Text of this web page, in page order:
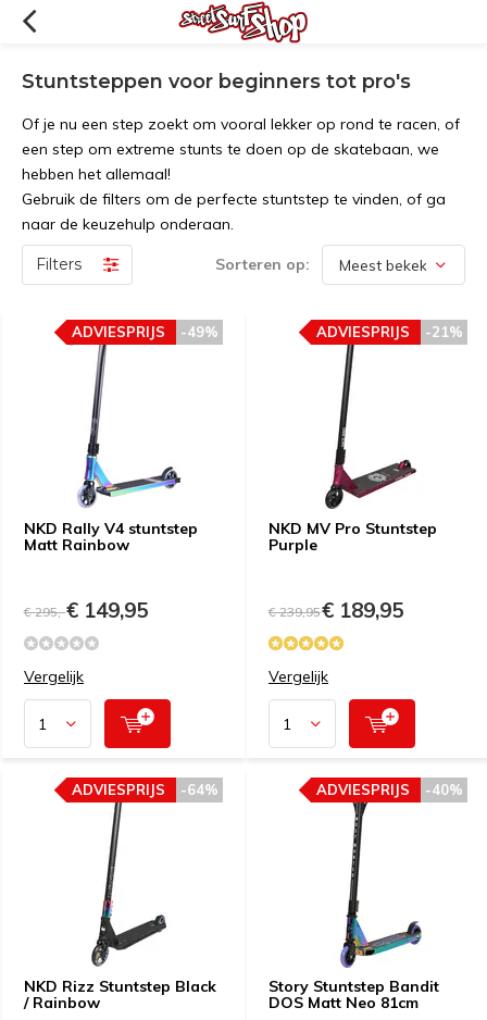
Stuntsteppen voor beginners tot pro's
Of je nu een step zoekt om vooral lekker op rond te racen, of
een step om extreme stunts te doen op de skatebaan, we
hebben het allemaal!
Gebruik de filters om de perfecte stuntstep te vinden, of ga
naar de keuzehulp onderaan.
Filters Sorteren op:
NKD Rally V4 stuntstep
Matt Rainbow
-49%
ADVIESPRIJS
€ 295,-€ 149,95
Vergelijk
NKD MV Pro Stuntstep
Purple
-21%
ADVIESPRIJS
€ 239,95€ 189,95
Vergelijk
NKD Rizz Stuntstep Black
/ Rainbow
-64%
ADVIESPRIJS
Story Stuntstep Bandit
DOS Matt Neo 81cm
-40%
ADVIESPRIJS